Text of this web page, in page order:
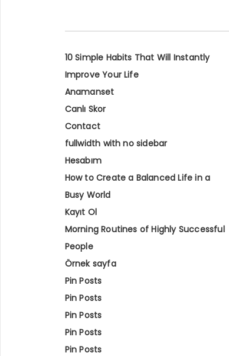
10 Simple Habits That Will Instantly
Improve Your Life
Anamanset
Canlı Skor
Contact
fullwidth with no sidebar
Hesabım
How to Create a Balanced Life in a
Busy World
Kayıt Ol
Morning Routines of Highly Successful
People
Örnek sayfa
Pin Posts
Pin Posts
Pin Posts
Pin Posts
Pin Posts